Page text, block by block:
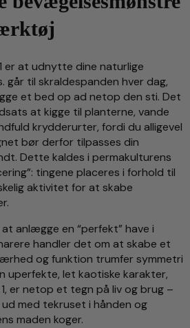
er at udnytte dine naturlige
går til skraldespanden hver dag,
et bed op ad netop den sti. Det
at kigge til planterne, vande
krydderurter, fordi du alligevel
bør derfor tilpasses din
Dette kaldes i permakulturens
tingene placeres i forhold til
aktivitet for at skabe
at anlægge en “perfekt” have i
handler det om at skabe et
og funktion trumfer symmetri
uperfekte, let kaotiske karakter,
er netop et tegn på liv og brug –
med tekruset i hånden og
maden koger.